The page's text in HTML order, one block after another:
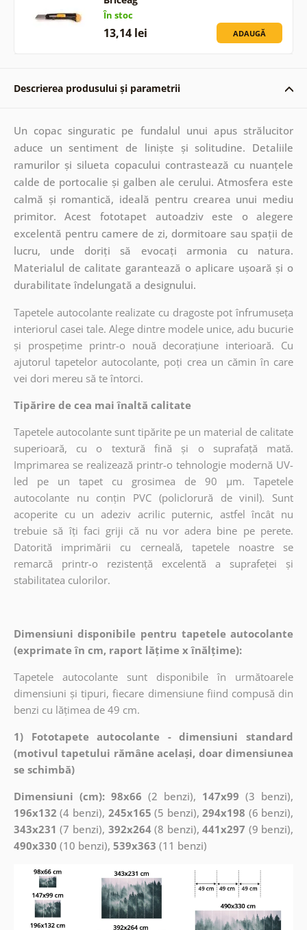
În stoc
13,14 lei ADAUGĂ
Descrierea produsului și parametrii
Un copac singuratic pe fundalul unui apus strălucitor
aduce un sentiment de liniște și solitudine. Detaliile
ramurilor și silueta copacului contrastează cu nuanțele
calde de portocalie și galben ale cerului. Atmosfera este
calmă și romantică, ideală pentru crearea unui mediu
primitor. Acest fototapet autoadziv este o alegere
excelentă pentru camere de zi, dormitoare sau spații de
lucru, unde doriți să evocați armonia cu natura.
Materialul de calitate garantează o aplicare ușoară și o
durabilitate îndelungată a designului.
Tapetele autocolante realizate cu dragoste pot înfrumuseța
interiorul casei tale. Alege dintre modele unice, adu bucurie
și prospețime printr-o nouă decorațiune interioară. Cu
ajutorul tapetelor autocolante, poți crea un cămin în care
vei dori mereu să te întorci.
Tipărire de cea mai înaltă calitate
Tapetele autocolante sunt tipărite pe un material de calitate
superioară, cu o textură fină și o suprafață mată.
Imprimarea se realizează printr-o tehnologie modernă UV-
led pe un tapet cu grosimea de 90 µm. Tapetele
autocolante nu conțin PVC (policlorură de vinil). Sunt
acoperite cu un adeziv acrilic puternic, astfel încât nu
trebuie să îți faci griji că nu vor adera bine pe perete.
Datorită imprimării cu cerneală, tapetele noastre se
remarcă printr-o rezistență excelentă a suprafeței și
stabilitatea culorilor.
Dimensiuni disponibile pentru tapetele autocolante
(exprimate în cm, raport lățime x înălțime):
Tapetele autocolante sunt disponibile în următoarele
dimensiuni și tipuri, fiecare dimensiune fiind compusă din
benzi cu lățimea de 49 cm.
1) Fototapete autocolante - dimensiuni standard
(motivul tapetului rămâne același, doar dimensiunea
se schimbă)
Dimensiuni (cm): 98x66 (2 benzi), 147x99 (3 benzi),
196x132 (4 benzi), 245x165 (5 benzi),294x198 (6 benzi),
343x231 (7 benzi), 392x264(8 benzi),441x297 (9 benzi),
490x330 (10 benzi), 539x363 (11 benzi)